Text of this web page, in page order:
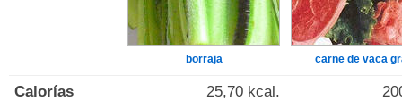
borraja carne de vaca
Calorías 25,70 kcal.